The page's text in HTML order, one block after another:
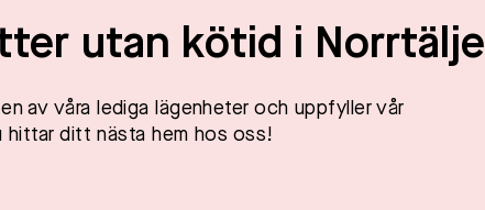
utan kötid i Norrtälje
av våra lediga lägenheter och uppfyller vår
hittar ditt nästa hem hos oss!​